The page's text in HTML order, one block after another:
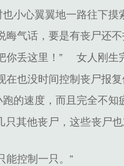
小心翼翼地一路往下摸
晦气话，要是有丧尸还
你丢这里！”
女人刚生
也没时间控制丧尸报
的速度，而且完全不知
其他丧尸，这些丧尸
能控制一只。”